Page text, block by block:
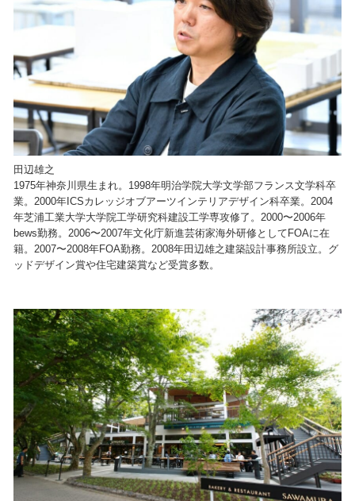
田辺雄之
1975年神奈川県生まれ。1998年明治学院大学文学部フランス文学科卒
業。2000年ICSカレッジオブアーツインテリアデザイン科卒業。2004
年芝浦工業大学大学院工学研究科建設工学専攻修了。2000〜2006年
bews勤務。2006〜2007年文化庁新進芸術家海外研修としてFOAに在
籍。2007〜2008年FOA勤務。2008年田辺雄之建築設計事務所設立。グ
ッドデザイン賞や住宅建築賞など受賞多数。